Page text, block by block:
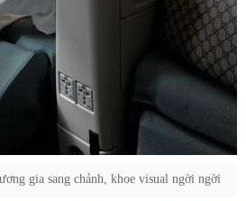
gia sang chảnh, khoe visual ngời ngời